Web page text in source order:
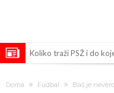
Koliko traži PSŽ i do
Doma Fudbal Baš je